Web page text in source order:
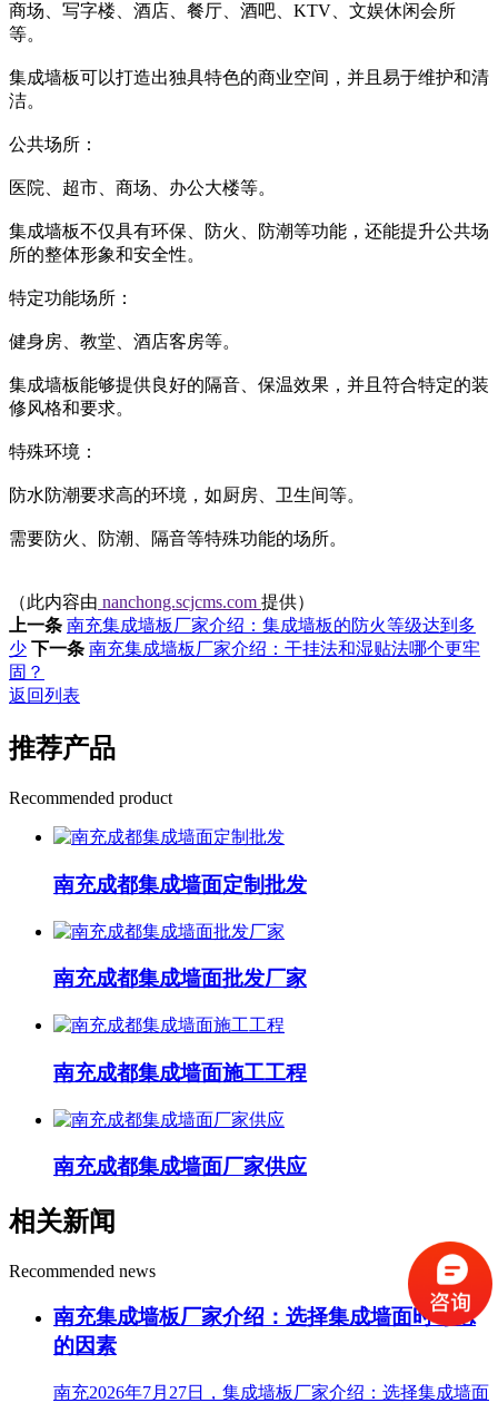
商场、写字楼、酒店、餐厅、酒吧、KTV、文娱休闲会所
等。
集成墙板可以打造出独具特色的商业空间，并且易于维护和清
洁。
公共场所：
医院、超市、商场、办公大楼等。
集成墙板不仅具有环保、防火、防潮等功能，还能提升公共场
所的整体形象和安全性。
特定功能场所：
健身房、教堂、酒店客房等。
集成墙板能够提供良好的隔音、保温效果，并且符合特定的装
修风格和要求。
特殊环境：
防水防潮要求高的环境，如厨房、卫生间等。
需要防火、防潮、隔音等特殊功能的场所。
（此内容由 nanchong.scjcms.com 提供）
上一条 南充集成墙板厂家介绍：集成墙板的防火等级达到多
少 下一条 南充集成墙板厂家介绍：干挂法和湿贴法哪个更牢
固？
返回列表
推荐产品
Recommended product
南充成都集成墙面定制批发
南充成都集成墙面批发厂家
南充成都集成墙面施工工程
南充成都集成墙面厂家供应
相关新闻
Recommended news
南充集成墙板厂家介绍：选择集成墙面时考虑
的因素
南充2026年7月27日，集成墙板厂家介绍：选择集成墙面